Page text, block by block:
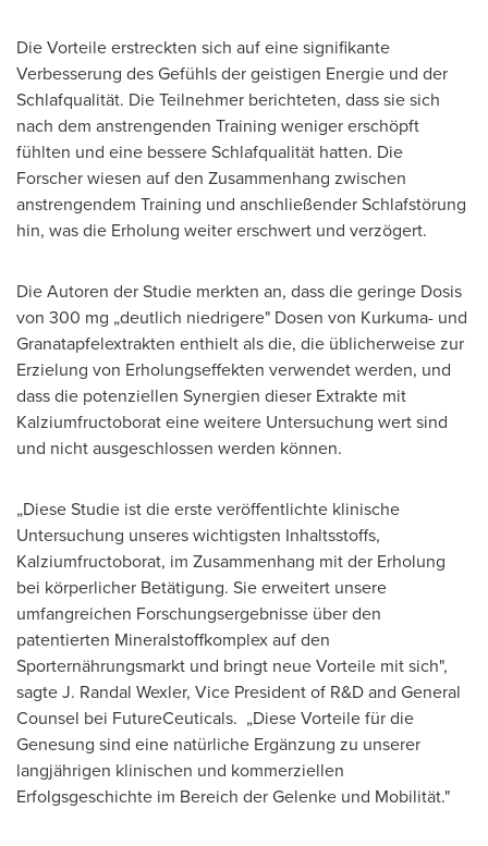
Die Vorteile erstreckten sich auf eine signifikante
Verbesserung des Gefühls der geistigen Energie und der
Schlafqualität. Die Teilnehmer berichteten, dass sie sich
nach dem anstrengenden Training weniger erschöpft
fühlten und eine bessere Schlafqualität hatten. Die
Forscher wiesen auf den Zusammenhang zwischen
anstrengendem Training und anschließender Schlafstörung
hin, was die Erholung weiter erschwert und verzögert.
Die Autoren der Studie merkten an, dass die geringe Dosis
von 300 mg „deutlich niedrigere" Dosen von Kurkuma- und
Granatapfelextrakten enthielt als die, die üblicherweise zur
Erzielung von Erholungseffekten verwendet werden, und
dass die potenziellen Synergien dieser Extrakte mit
Kalziumfructoborat eine weitere Untersuchung wert sind
und nicht ausgeschlossen werden können.
„Diese Studie ist die erste veröffentlichte klinische
Untersuchung unseres wichtigsten Inhaltsstoffs,
Kalziumfructoborat, im Zusammenhang mit der Erholung
bei körperlicher Betätigung. Sie erweitert unsere
umfangreichen Forschungsergebnisse über den
patentierten Mineralstoffkomplex auf den
Sporternährungsmarkt und bringt neue Vorteile mit sich",
sagte J. Randal Wexler, Vice President of R&D and General
Counsel bei FutureCeuticals. „Diese Vorteile für die
Genesung sind eine natürliche Ergänzung zu unserer
langjährigen klinischen und kommerziellen
Erfolgsgeschichte im Bereich der Gelenke und Mobilität."